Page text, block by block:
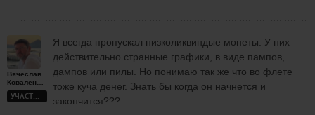
Вячеслав
Коваленко
УЧАСТНИК
Я всегда пропускал низколиквиндые монеты. У них
действительно странные графики, в виде пампов,
дампов или пилы. Но понимаю так же что во флете
тоже куча денег. Знать бы когда он начнется и
закончится???